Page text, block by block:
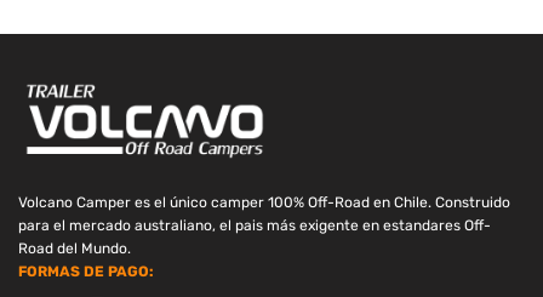
Volcano Camper es el único camper 100% Off-Road en Chile. Construido
para el mercado australiano, el pais más exigente en estandares Off-
Road del Mundo.
FORMAS DE PAGO: